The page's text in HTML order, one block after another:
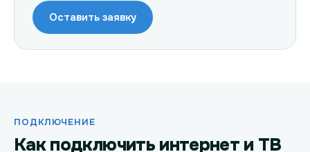
Оставить заявку
ПОДКЛЮЧЕНИЕ
Как подключить интернет и ТВ